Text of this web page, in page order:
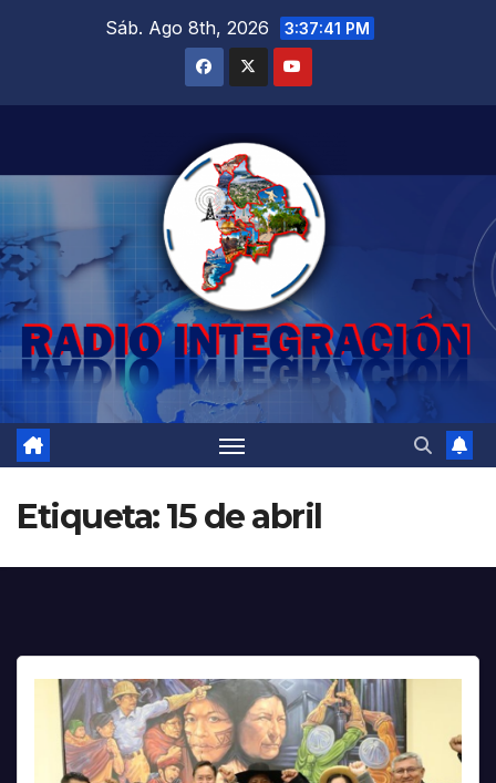
Sáb. Ago 8th, 2026 3:37:42 PM
Etiqueta:15 de abril